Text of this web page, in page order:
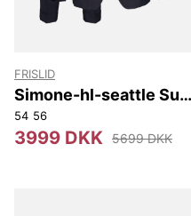
FRISLID
Simone-hl-seattle Suit
Slim
54 56
3999 DKK 5699 DKK